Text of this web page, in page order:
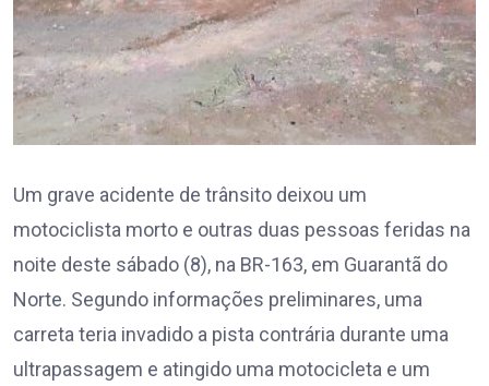
Um grave acidente de trânsito deixou um
motociclista morto e outras duas pessoas feridas na
noite deste sábado (8), na BR-163, em Guarantã do
Norte. Segundo informações preliminares, uma
carreta teria invadido a pista contrária durante uma
ultrapassagem e atingido uma motocicleta e um